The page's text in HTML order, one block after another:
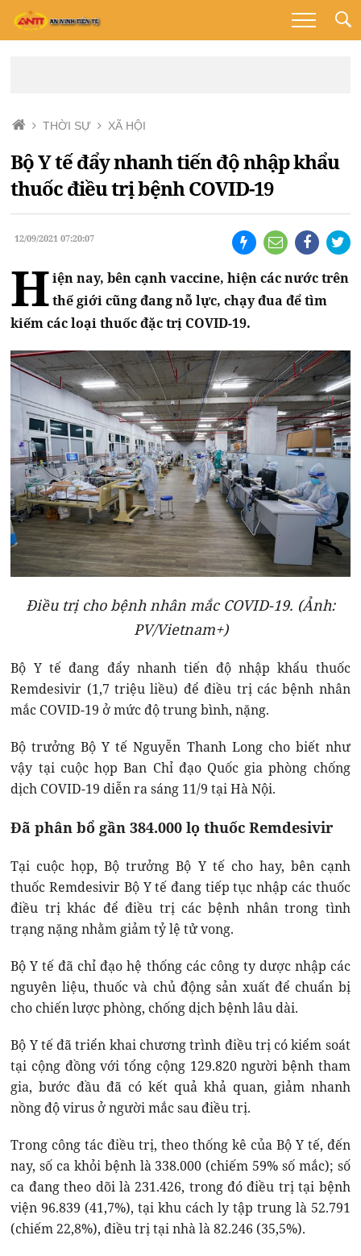
THỜI SỰ XÃ HỘI
Bộ Y tế đẩy nhanh tiến độ nhập khẩu
thuốc điều trị bệnh COVID-19
12/09/2021 07:20:07
H iện nay, bên cạnh vaccine, hiện các nước trên
thế giới cũng đang nỗ lực, chạy đua để tìm
kiếm các loại thuốc đặc trị COVID-19.
Điều trị cho bệnh nhân mắc COVID-19. (Ảnh:
PV/Vietnam+)
Bộ Y tế đang đẩy nhanh tiến độ nhập khẩu thuốc
Remdesivir (1,7 triệu liều) để điều trị các bệnh nhân
mắc COVID-19 ở mức độ trung bình, nặng.
Bộ trưởng Bộ Y tế Nguyễn Thanh Long cho biết như
vậy tại cuộc họp Ban Chỉ đạo Quốc gia phòng chống
dịch COVID-19 diễn ra sáng 11/9 tại Hà Nội.
Đã phân bổ gần 384.000 lọ thuốc Remdesivir
Tại cuộc họp, Bộ trưởng Bộ Y tế cho hay, bên cạnh
thuốc Remdesivir Bộ Y tế đang tiếp tục nhập các thuốc
điều trị khác để điều trị các bệnh nhân trong tình
trạng nặng nhằm giảm tỷ lệ tử vong.
Bộ Y tế đã chỉ đạo hệ thống các công ty dược nhập các
nguyên liệu, thuốc và chủ động sản xuất để chuẩn bị
cho chiến lược phòng, chống dịch bệnh lâu dài.
Bộ Y tế đã triển khai chương trình điều trị có kiểm soát
tại cộng đồng với tổng cộng 129.820 người bệnh tham
gia, bước đầu đã có kết quả khả quan, giảm nhanh
nồng độ virus ở người mắc sau điều trị.
Trong công tác điều trị, theo thống kê của Bộ Y tế, đến
nay, số ca khỏi bệnh là 338.000 (chiếm 59% số mắc); số
ca đang theo dõi là 231.426, trong đó điều trị tại bệnh
viện 96.839 (41,7%), tại khu cách ly tập trung là 52.791
(chiếm 22,8%), điều trị tại nhà là 82.246 (35,5%).